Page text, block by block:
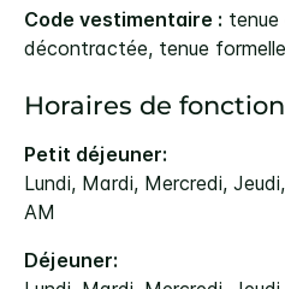
Code vestimentaire :
décontractée, tenue formelle
Horaires de
Petit déjeuner:
Lundi, Mardi, Mercredi,
AM
Déjeuner: